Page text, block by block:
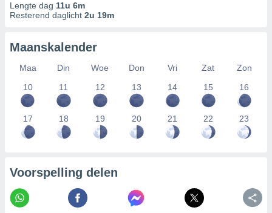
Lengte dag 11u 6m
Resterend daglicht 2u 19m
Maanskalender
Maa Din Woe Don Vri Zat
Zon
10
11 12 13 14 15 16
17 18 19 20 21 22 23
Voorspelling delen